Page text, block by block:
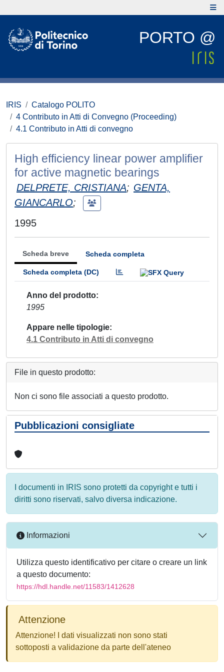
PORTO @
IRIS
Catalogo POLITO
4 Contributo in Atti di Convegno (Proceeding)
4.1 Contributo in Atti di convegno
High efficiency linear power amplifier
for active magnetic bearings
DELPRETE, CRISTIANA; GENTA,
GIANCARLO;
1995
Scheda breve Scheda completa
Scheda completa (DC)
Anno del prodotto
1995
Appare nelle tipologie
4.1 Contributo in Atti di convegno
File in questo prodotto:
Non ci sono file associati a questo prodotto.
Pubblicazioni consigliate
I documenti in IRIS sono protetti da copyright e tutti i
diritti sono riservati, salvo diversa indicazione.
Informazioni
Utilizza questo identificativo per citare o creare un link
a questo documento:
https://hdl.handle.net/11583/1412628
Attenzione
Attenzione! I dati visualizzati non sono stati
sottoposti a validazione da parte dell'ateneo